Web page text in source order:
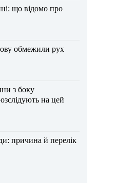
що відомо про
обмежили рух
з боку
на цей
причина й перелік